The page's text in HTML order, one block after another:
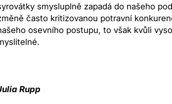
smysluplně zapadá do našeho
často kritizovanou potravní
osevního postupu, to však kvůli
Rupp